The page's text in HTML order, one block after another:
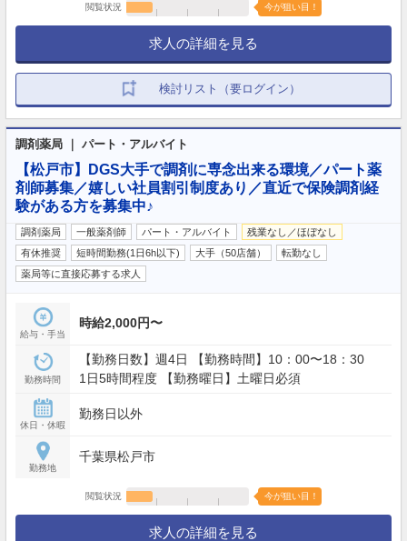
閲覧状況 今が狙い目！
求人の詳細を見る
検討リスト（要ログイン）
調剤薬局 ｜ パート・アルバイト
【松戸市】DGS大手で調剤に専念出来る環境／パート薬
剤師募集／嬉しい社員割引制度あり／直近で保険調剤経
験がある方を募集中♪
調剤薬局 一般薬剤師 パート・アルバイト
残業なし／ほぼなし
有休推奨
短時間勤務(1日6h以下) 大手（50店舗）
転勤なし
薬局等に直接応募する求人
給与・手当
時給2,000円〜
勤務時間
【勤務日数】週4日 【勤務時間】10：00〜18：30
1日5時間程度 【勤務曜日】土曜日必須
休日・休暇
勤務日以外
勤務地
千葉県松戸市
閲覧状況 今が狙い目！
求人の詳細を見る